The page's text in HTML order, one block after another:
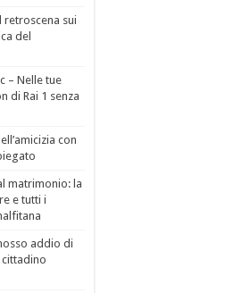
retroscena sui
del
– Nelle tue
di Rai 1 senza
con
matrimonio: la
e tutti i
addio di
cittadino